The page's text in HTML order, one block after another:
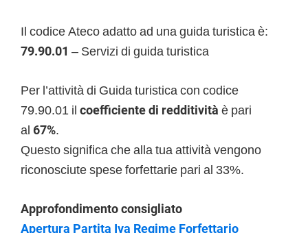
Il codice Ateco adatto ad una guida turistica è:
79.90.01 – Servizi di guida turistica
Per l’attività di Guida turistica con codice
79.90.01 il coefficiente di redditività è pari
al 67%.
Questo significa che alla tua attività vengono
riconosciute spese forfettarie pari al 33%.
Approfondimento consigliato
Apertura Partita Iva Regime Forfettario